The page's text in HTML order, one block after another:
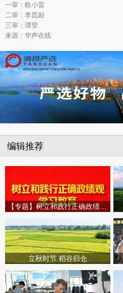
一审：欧小雷
二审：李昆励
三审：谭登
来源：华声在线
编辑推荐
立秋时节 稻谷归仓